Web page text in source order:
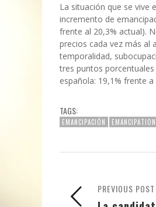
La situación que se vive
incremento de
frente al 20,3% actual).
precios cada vez más al
temporalidad,
tres puntos
española: 19,1% frente a
TAGS:
EMANCIPACIÓN EMANCIPATION
PREVIOUS POST